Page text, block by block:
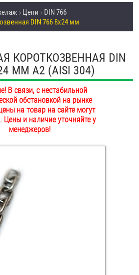
крепёж, инструмент
Заклепки)
метрической резьбой
Цепи
DIN 766
DIN 766 8х24 мм
КОРОТКОЗВЕННАЯ DIN
ММ А2 (AISI 304)
В связи, с нестабильной
обстановкой на рынке
на товар на сайте могут
Цены и наличие уточняйте у
менеджеров!